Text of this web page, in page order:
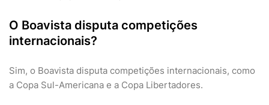
O Boavista disputa competições
internacionais?
Sim, o Boavista disputa competições internacionais, como
a Copa Sul-Americana e a Copa Libertadores.